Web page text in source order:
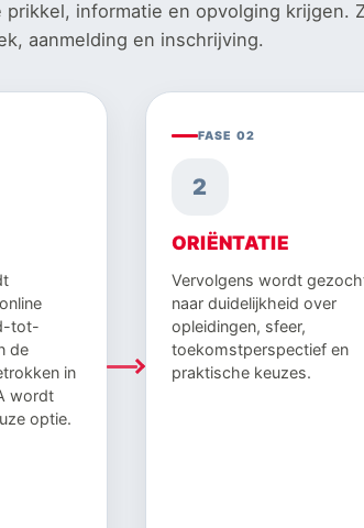
prikkel, informatie en opvolging krijgen.
aanmelding en inschrijving.
tot-
de
in
wordt
optie.
FASE 02
2
ORIËNTATIE
Vervolgens wordt
naar duidelijkheid over
opleidingen, sfeer,
toekomstperspectief en
praktische keuzes.